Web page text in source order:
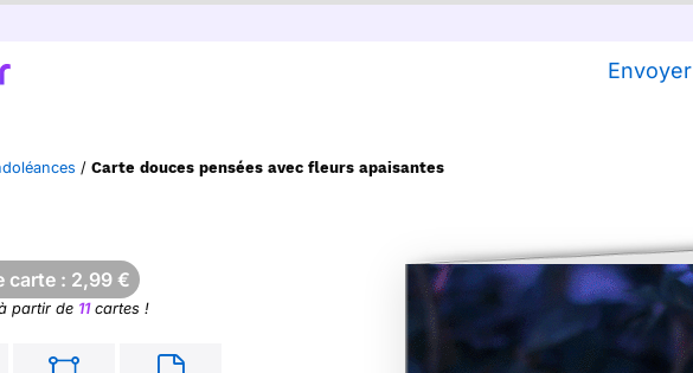
Envoyer
/ Carte douces pensées avec fleurs apaisantes
carte : 2,99 €
partir de 11cartes !